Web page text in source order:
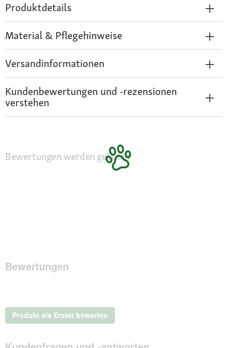
Produktdetails
Material & Pflegehinweise
Versandinformationen
Kundenbewertungen und -rezensionen
verstehen
Bewertungen werden geladen
Bewertungen
Kein
Beurteilungswert
Produkt als Erster bewerten
.
dieser